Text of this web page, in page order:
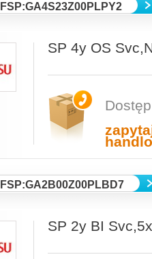
FSP:GA4S23Z00PLPY2
SP 4y OS
FSP:GA2B00Z00PLBD7
SP 2y BI